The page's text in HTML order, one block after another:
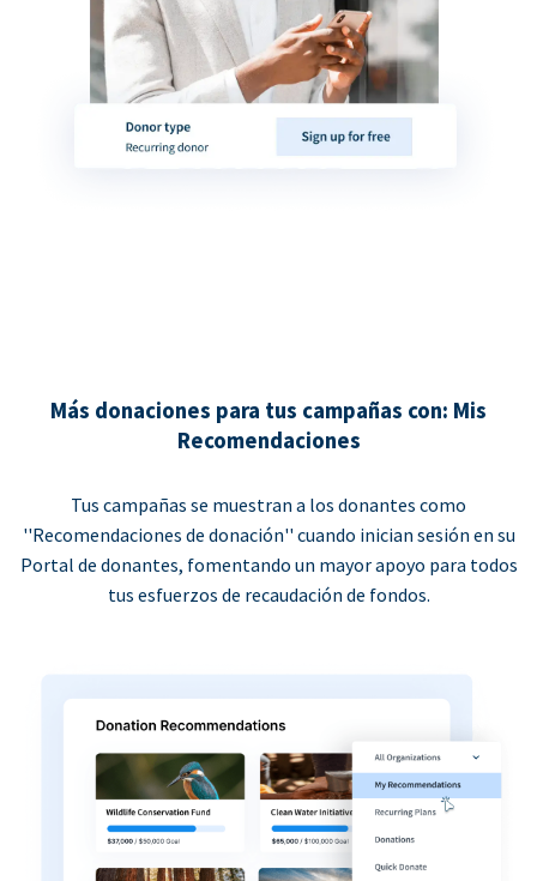
Más donaciones para tus campañas con: Mis
Recomendaciones
Tus campañas se muestran a los donantes como
''Recomendaciones de donación'' cuando inician sesión en su
Portal de donantes, fomentando un mayor apoyo para todos
tus esfuerzos de recaudación de fondos.